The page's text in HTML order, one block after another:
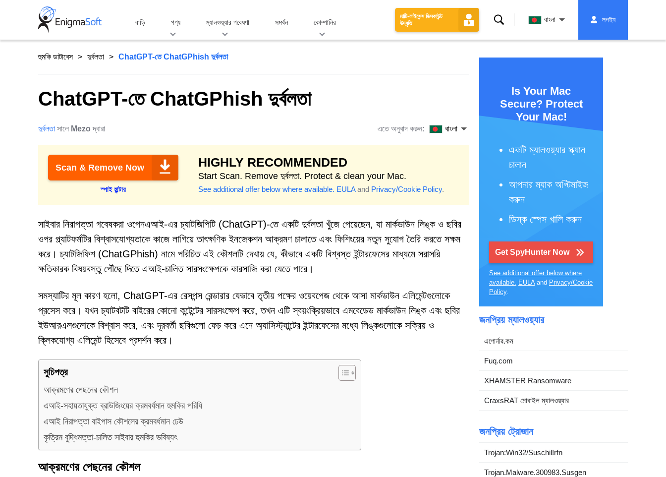
বাড়ি পণ্য ম্যালওয়্যার গবেষণা সমর্থন কোম্পানির
মাল্টি-লাইসেন্স ডিসকাউন্ট
উদ্ধৃতি
অনুসন্ধান
করুন
বাংলা লগইন
হুমকি ডাটাবেস দুর্বলতা ChatGPT-তে ChatGPhish দুর্বলতা
ChatGPT-তে ChatGPhish দুর্বলতা
দুর্বলতা সালে Mezo দ্বারা এতে অনুবাদ করুন: বাংলা
Scan & Remove Now
স্পাই হান্টার
HIGHLY RECOMMENDED
Start Scan. Remove দুর্বলতা. Protect & clean your Mac.
See additional offer below where available. EULAand Privacy/Cookie Policy.
সাইবার নিরাপত্তা গবেষকরা ওপেনএআই-এর চ্যাটজিপিটি (ChatGPT)-তে একটি দুর্বলতা খুঁজে পেয়েছেন, যা মার্কডাউন লিঙ্ক ও ছবির
ওপর প্ল্যাটফর্মটির বিশ্বাসযোগ্যতাকে কাজে লাগিয়ে তাৎক্ষণিক ইনজেকশন আক্রমণ চালাতে এবং ফিশিংয়ের নতুন সুযোগ তৈরি করতে সক্ষম
করে। চ্যাটজিফিশ (ChatGPhish) নামে পরিচিত এই কৌশলটি দেখায় যে, কীভাবে একটি বিশ্বস্ত ইন্টারফেসের মাধ্যমে সরাসরি
ক্ষতিকারক বিষয়বস্তু পৌঁছে দিতে এআই-চালিত সারসংক্ষেপকে কারসাজি করা যেতে পারে।
সমস্যাটির মূল কারণ হলো, ChatGPT-এর রেসপন্স রেন্ডারার যেভাবে তৃতীয় পক্ষের ওয়েবপেজ থেকে আসা মার্কডাউন এলিমেন্টগুলোকে
প্রসেস করে। যখন চ্যাটবটটি বাইরের কোনো কন্টেন্টের সারসংক্ষেপ করে, তখন এটি স্বয়ংক্রিয়ভাবে এমবেডেড মার্কডাউন লিঙ্ক এবং ছবির
ইউআরএলগুলোকে বিশ্বাস করে, এবং দূরবর্তী ছবিগুলো ফেচ করে এনে অ্যাসিস্ট্যান্টের ইন্টারফেসের মধ্যে লিঙ্কগুলোকে সক্রিয় ও
ক্লিকযোগ্য এলিমেন্ট হিসেবে প্রদর্শন করে।
সুচিপত্র
আক্রমণের পেছনের কৌশল
এআই-সহায়তাযুক্ত ব্রাউজিংয়ের ক্রমবর্ধমান হুমকির পরিধি
এআই নিরাপত্তা বাইপাস কৌশলের ক্রমবর্ধমান ঢেউ
কৃত্রিম বুদ্ধিমত্তা-চালিত সাইবার হুমকির ভবিষ্যৎ
আক্রমণের পেছনের কৌশল
Is Your Mac
Secure? Protect
Your Mac!
একটি ম্যালওয়্যার স্ক্যান
চালান
আপনার ম্যাক অপ্টিমাইজ
করুন
ডিস্ক স্পেস খালি করুন
Get SpyHunter Now
See additional offer below where
available. EULAand Privacy/Cookie
Policy.
জনপ্রিয় ম্যালওয়্যার
এপোর্নার.কম
Fuq.com
XHAMSTER Ransomware
CraxsRAT মোবাইল ম্যালওয়্যার
জনপ্রিয় ট্রোজান
Trojan:Win32/Suschil!rfn
Trojan.Malware.300983.Susgen